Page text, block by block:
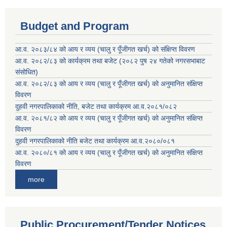
Budget and Program
आ.व. २०८३/८४ को आय र व्यय (चालु र पूँजीगत खर्च) को संक्षिप्त विवरण
आ.व. २०८२/८३ को कार्यक्रम तथा बजेट (२०८२ पुष २४ गतेको नगरसभाबाट
संसोधित)
आ.व. २०८२/८३ को आय र व्यय (चालु र पूँजीगत खर्च) को अनुमानित संक्षिप्त
विवरण
दुहवी नगरपालिकाको नीति, बजेट तथा कार्यक्रम आ.व.२०८१/०८२
आ.व. २०८१/८२ को आय र व्यय (चालु र पूँजीगत खर्च) को अनुमानित संक्षिप्त
विवरण
दुहवी नगरपालिकाको नीति बजेट तथा कार्यक्रम आ.व.२०८०/०८१
आ.व. २०८०/८१ को आय र व्यय (चालु र पूँजीगत खर्च) को अनुमानित संक्षिप्त
विवरण
more